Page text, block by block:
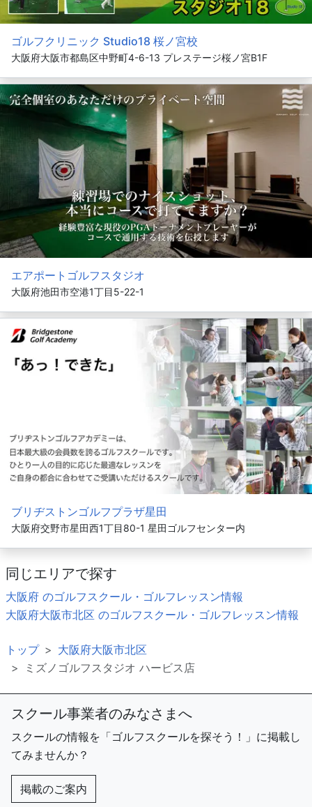
ゴルフクリニック Studio18 桜ノ宮校
大阪府大阪市都島区中野町4-6-13 プレステージ桜ノ宮B1F
エアポートゴルフスタジオ
大阪府池田市空港1丁目5-22-1
ブリヂストンゴルフプラザ星田
大阪府交野市星田西1丁目80-1 星田ゴルフセンター内
同じエリアで探す
大阪府 のゴルフスクール・ゴルフレッスン情報
大阪府大阪市北区 のゴルフスクール・ゴルフレッスン情報
トップ
大阪府大阪市北区
ミズノゴルフスタジオ ハービス店
スクール事業者のみなさまへ
スクールの情報を「ゴルフスクールを探そう！」に掲載し
てみませんか？
掲載のご案内